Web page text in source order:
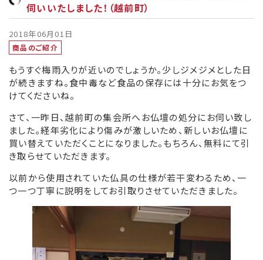
伺いいたしました！（越前町）
2018年06月01日
商品のご紹介
もうすぐ梅雨入りが近いのでしょうか。少しジメジメとした日
が続きますね。食中毒など食品の保存には十分にお気をつ
けてくださいね。
さて、一昨日、越前町の集会所へお仏壇の処分にお伺い致し
ました。経年劣化により傷みが激しいため、新しいお仏壇に
買い替えていただくことになりました。もちろん、無料にて引
き取らせていただきます。
以前から使用されていた仏具の仕様が若干変わるため、一
つ一つ丁寧に説明をしてお引取りさせていただきました。